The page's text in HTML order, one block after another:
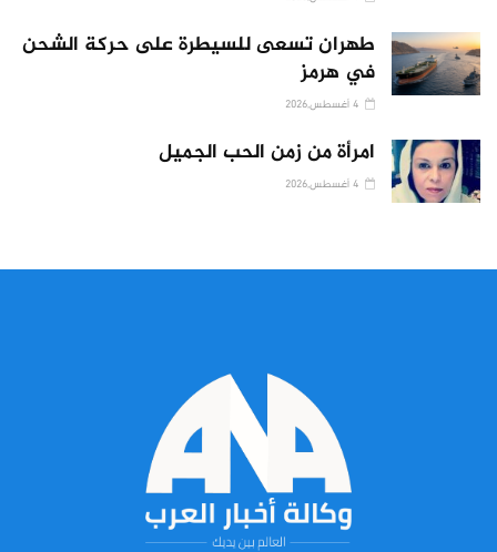
طهران تسعى للسيطرة على حركة الشحن
في هرمز
امرأة من زمن الحب الجميل